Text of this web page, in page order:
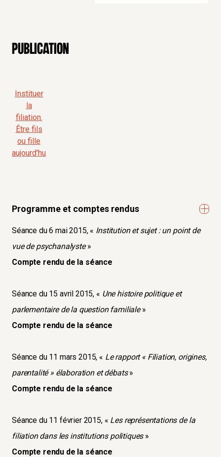
Publication
Instituer
la
filiation.
Être fils
ou fille
aujourd'hu
Programme et comptes rendus
Séance du 6 mai 2015, « Institution et sujet : un point de
vue de psychanalyste»
Compte rendu de la séance
Séance du 15 avril 2015, « Une histoire politique et
parlementaire de la question familiale»
Compte rendu de la séance
Séance du 11 mars 2015, « Le rapport « Filiation, origines,
parentalité » élaboration et débats»
Compte rendu de la séance
Séance du 11 février 2015, « Les représentations de la
filiation dans les institutions politiques»
Compte rendu de la séance